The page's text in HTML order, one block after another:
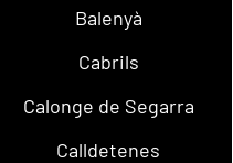
Balenyà
Cabrils
Calonge de Segarra
Calldetenes